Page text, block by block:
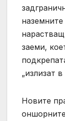
заеми,
„излизат
Новите